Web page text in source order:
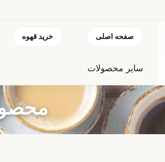
صفحه اصلی خرید قهوه
سایر محصولات